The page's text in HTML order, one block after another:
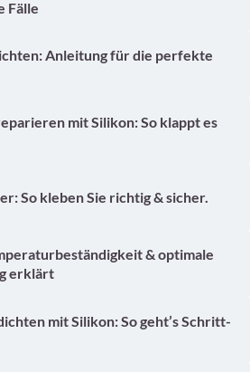
Fälle
Anleitung für die perfekte
mit Silikon: So klappt es
So kleben Sie richtig & sicher.
& optimale
erklärt
mit Silikon: So geht’s Schritt-